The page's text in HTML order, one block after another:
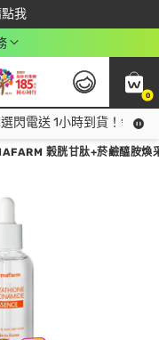
我
0
閃電送 1小時到貨！領神
穀胱甘肽+菸鹼醯胺煥